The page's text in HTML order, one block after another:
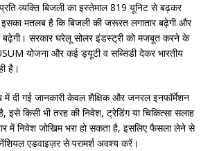
व्यक्ति बिजली का इस्तेमाल 819 यूनिट से बढ़कर
मतलब है कि बिजली की जरूरत लगातार बढ़ेगी और
बढ़ेगी। सरकार घरेलू सोलर इंडस्ट्री को मजबूत करने के
योजना और कई ड्यूटी व सब्सिडी देकर भारतीय
है।
दी गई जानकारी केवल शैक्षिक और जनरल इनफॉर्मेशन
इसे किसी भी तरह की निवेश, ट्रेडिंग या चिकित्सा सलाह
में निवेश जोखिम भरा हो सकता है, इसलिए फैसला लेने से
एडवाइज़र से परामर्श अवश्य करें।​